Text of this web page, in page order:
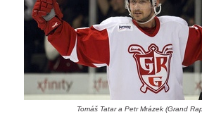
Tomáš Tatar a Petr Mrázek (Grand